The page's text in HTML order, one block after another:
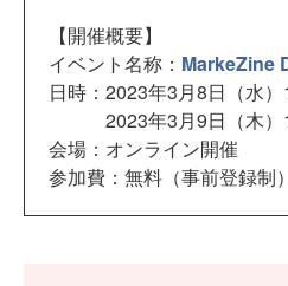
【開催概要】
イベント名称： MarkeZine
日時：2023年3月8日（水
2023年3月9日（木）
会場：オンライン開催
参加費：無料（事前登録制）